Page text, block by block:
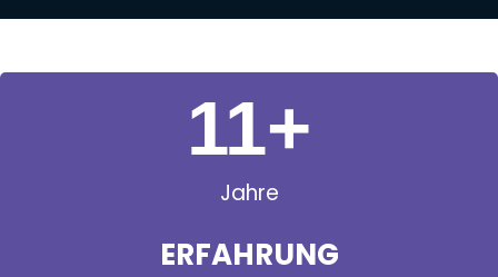
Jahre
ERFAHRUNG
11+